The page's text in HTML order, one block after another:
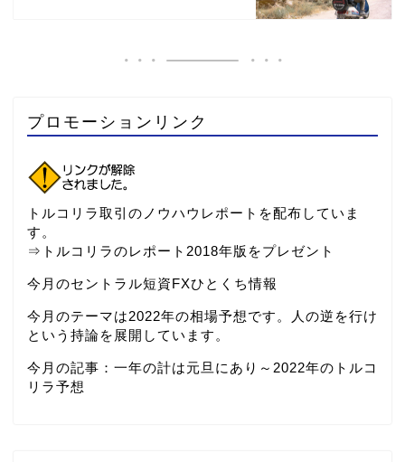
プロモーションリンク
トルコリラ取引のノウハウレポートを配布していま
す。
⇒ トルコリラのレポート2018年版をプレゼント
今月のセントラル短資FXひとくち情報
今月のテーマは2022年の相場予想です。人の逆を行け
という持論を展開しています。
今月の記事： 一年の計は元旦にあり～2022年のトルコ
リラ予想